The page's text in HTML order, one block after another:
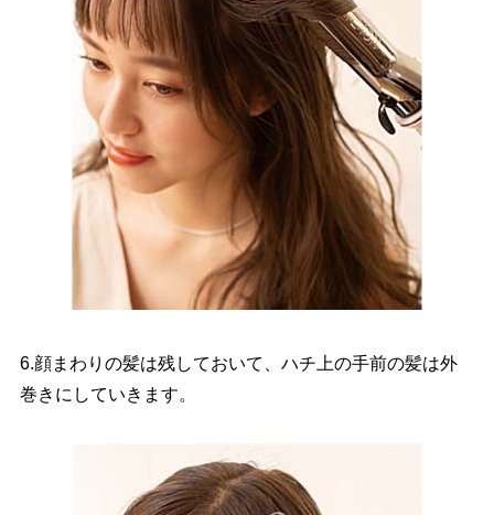
6.顔まわりの髪は残しておいて、ハチ上の手前の髪は外
巻きにしていきます。